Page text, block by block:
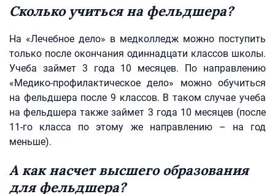
Сколько учиться на фельдшера?
На «Лечебное дело» в медколледж можно поступить
только после окончания одиннадцати классов школы.
Учеба займет 3 года 10 месяцев. По направлению
«Медико-профилактическое дело» можно обучиться
на фельдшера после 9 классов. В таком случае учеба
на фельдшера также займет 3 года 10 месяцев (после
11-го класса по этому же направлению – на год
меньше).
А как насчет высшего образования
для фельдшера?